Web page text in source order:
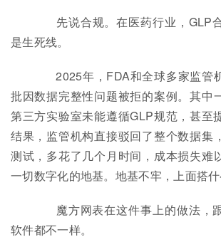
先说合规。在医药行业，GLP合
是生死线。
2025年，FDA和全球多家监管
批因数据完整性问题被拒的案例。其中
第三方实验室未能遵循GLP规范，甚至
结果，监管机构直接驳回了整个数据集
测试，多花了几个月时间，成本损失难
一切数字化的地基。地基不牢，上面搭什
魔方网表在这件事上的做法，
软件都不一样。